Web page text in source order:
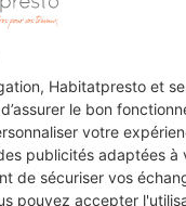
Habitatpresto et
le bon
votre
publicités adaptées à
de sécuriser vos
pouvez accepter
Légal
Charte cookies